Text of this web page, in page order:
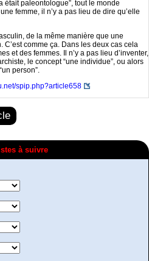
était paleontologue”, tout le monde
femme, il nʼy a pas lieu de dire quʼelle
de la même manière que une
Cʼest comme ça. Dans les deux cas cela
et des femmes. Il nʼy a pas lieu dʼinventer,
le concept “une individue”, ou alors
person”.
spip.php?article658
à suivre